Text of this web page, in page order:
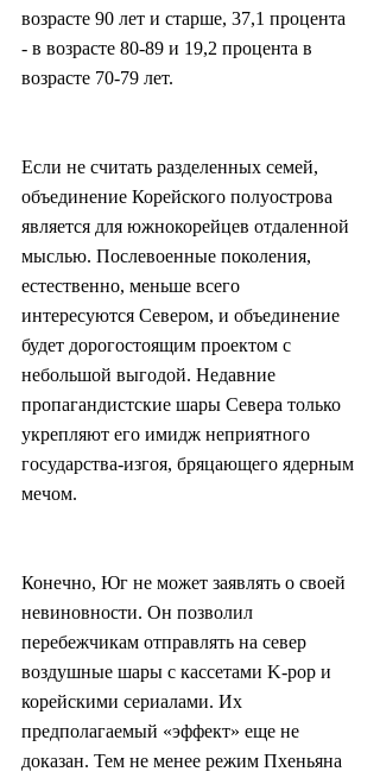
возрасте 90 лет и старше, 37,1 процента
- в возрасте 80-89 и 19,2 процента в
возрасте 70-79 лет.
Если не считать разделенных семей,
объединение Корейского полуострова
является для южнокорейцев отдаленной
мыслью. Послевоенные поколения,
естественно, меньше всего
интересуются Севером, и объединение
будет дорогостоящим проектом с
небольшой выгодой. Недавние
пропагандистские шары Севера только
укрепляют его имидж неприятного
государства-изгоя, бряцающего ядерным
мечом.
Конечно, Юг не может заявлять о своей
невиновности. Он позволил
перебежчикам отправлять на север
воздушные шары с кассетами K-pop и
корейскими сериалами. Их
предполагаемый «эффект» еще не
доказан. Тем не менее режим Пхеньяна